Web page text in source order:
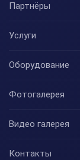
Партнёры
Услуги
Оборудование
Фотогалерея
Видео галерея
Контакты